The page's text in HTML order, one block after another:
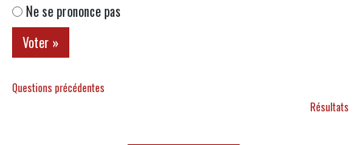
Ne se prononce pas
Questions précédentes
Résultats